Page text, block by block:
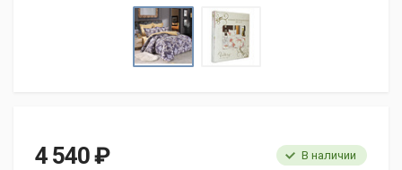
4 540 ₽ В наличии